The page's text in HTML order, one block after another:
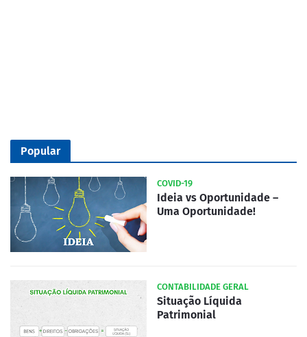
Popular
COVID-19
Ideia vs Oportunidade –
Uma Oportunidade!
CONTABILIDADE GERAL
Situação Líquida
Patrimonial